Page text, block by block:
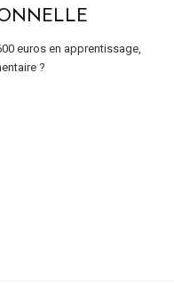
euros en apprentissage,
?